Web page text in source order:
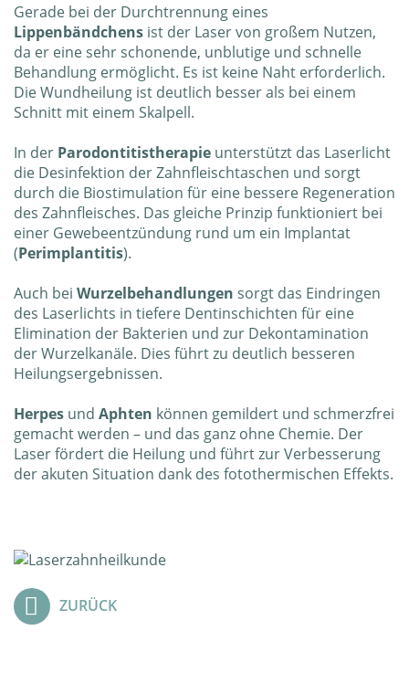
Gerade bei der Durchtrennung eines
Lippenbändchens ist der Laser von großem Nutzen,
da er eine sehr schonende, unblutige und schnelle
Behandlung ermöglicht. Es ist keine Naht erforderlich.
Die Wundheilung ist deutlich besser als bei einem
Schnitt mit einem Skalpell.
In der Parodontitistherapie unterstützt das Laserlicht
die Desinfektion der Zahnfleischtaschen und sorgt
durch die Biostimulation für eine bessere Regeneration
des Zahnfleisches. Das gleiche Prinzip funktioniert bei
einer Gewebeentzündung rund um ein Implantat
(Perimplantitis).
Auch bei Wurzelbehandlungen sorgt das Eindringen
des Laserlichts in tiefere Dentinschichten für eine
Elimination der Bakterien und zur Dekontamination
der Wurzelkanäle. Dies führt zu deutlich besseren
Heilungsergebnissen.
Herpes und Aphten können gemildert und schmerzfrei
gemacht werden – und das ganz ohne Chemie. Der
Laser fördert die Heilung und führt zur Verbesserung
der akuten Situation dank des fotothermischen Effekts.
Page-ZURÜCK